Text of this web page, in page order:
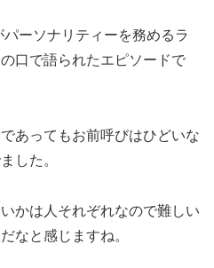
ーソナリティーを務めるラ
口で語られたエピソードで
あってもお前呼びはひどいな
した。
かは人それぞれなので難しい
なと感じますね。